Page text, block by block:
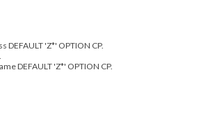
DEFAULT'Z*' OPTION CP.
.
DEFAULT'Z*' OPTION CP.